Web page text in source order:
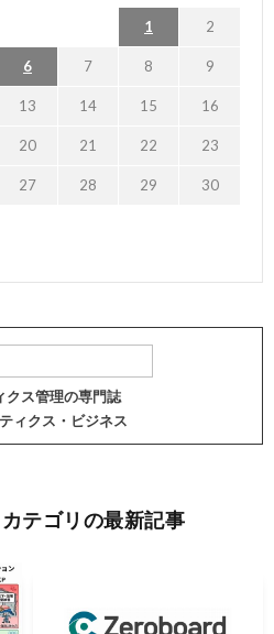
1 2
6 7 8 9
13 14 15 16
20 21 22 23
27 28 29 30
クス管理の専門誌
ィクス・ビジネス
カテゴリの最新記事